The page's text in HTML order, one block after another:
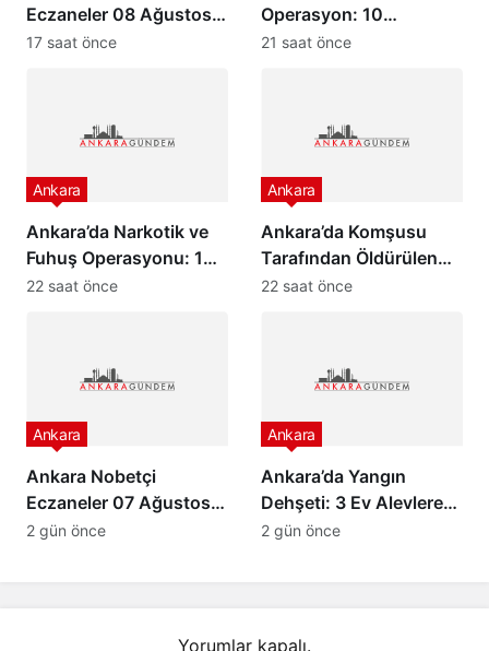
Eczaneler 08 Ağustos
2026
17 saat önce
Operasyon: 10
Şüpheliye Ev Hapsi
21 saat önce
Ankara’da Narkotik ve
Fuhuş Operasyonu: 14
Şüpheli Hakkında
Ankara
22 saat önce
Ankara’da Komşusu
Tarafından Öldürülen
Yönetici Yardımcısı Son
Ankara
22 saat önce
Ankara Nobetçi
Eczaneler 07 Ağustos
2026
Ankara
2 gün önce
Ankara’da Yangın
Dehşeti: 3 Ev Alevlere
Teslim Oldu
Ankara
2 gün önce
Yorumlar kapalı.